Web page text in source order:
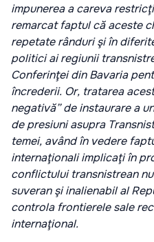
impunerea a careva
remarcat faptul că aceste
repetate rânduri şi în
politici ai regiunii
Conferinţei din Bavaria
încrederii. Or, tratarea
negativă” de instaurare a
de presiuni asupra
temei, având în vedere
internaţionali implicaţi în
conflictului transnistrean
suveran şi inalienabil al
controla frontierele sale
internaţional.